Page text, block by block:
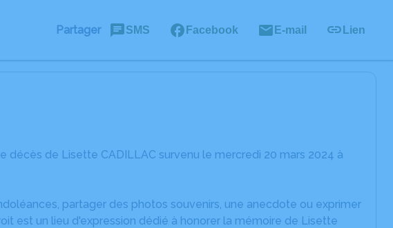
Partager SMS Facebook E-mail Lien
décès de Lisette CADILLAC survenu le mercredi 20 mars 2024 à
partager des photos souvenirs, une anecdote ou exprimer
est un lieu d'expression dédié à honorer la mémoire de Lisette